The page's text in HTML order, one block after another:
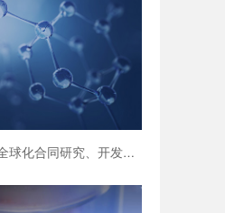
化合同研究、开发和生产一体化合作伙伴（CRDMO）